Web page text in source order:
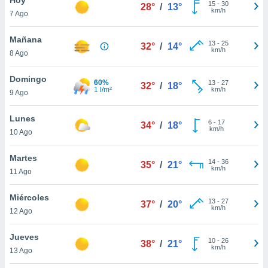
en
más
nuestra
de
cookies
aceptar
7 Ago
28° / 13° 15- 30
km/h
Mañana
8 Ago
32° / 14° 13- 25
km/h
Domingo
9 Ago
60%
1 l/m²
32° / 18° 13- 27
km/h
Lunes
10 Ago
34° / 18° 6- 17
km/h
Martes
11 Ago
35° / 21° 14- 36
km/h
Miércoles
12 Ago
37° / 20° 13- 27
km/h
Jueves
13 Ago
38° / 21° 10- 26
km/h